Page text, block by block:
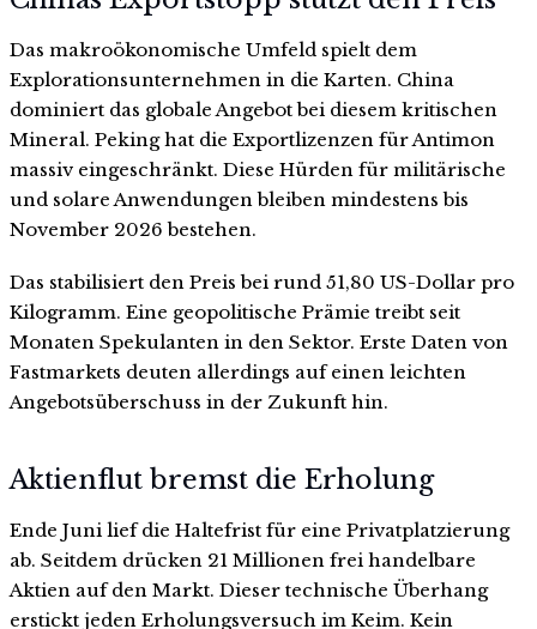
Das makroökonomische Umfeld spielt dem
Explorationsunternehmen in die Karten. China
dominiert das globale Angebot bei diesem kritischen
Mineral. Peking hat die Exportlizenzen für Antimon
massiv eingeschränkt. Diese Hürden für militärische
und solare Anwendungen bleiben mindestens bis
November 2026 bestehen.
Das stabilisiert den Preis bei rund 51,80 US-Dollar pro
Kilogramm. Eine geopolitische Prämie treibt seit
Monaten Spekulanten in den Sektor. Erste Daten von
Fastmarkets deuten allerdings auf einen leichten
Angebotsüberschuss in der Zukunft hin.
Aktienflut bremst die Erholung
Ende Juni lief die Haltefrist für eine Privatplatzierung
ab. Seitdem drücken 21 Millionen frei handelbare
Aktien auf den Markt. Dieser technische Überhang
erstickt jeden Erholungsversuch im Keim. Kein